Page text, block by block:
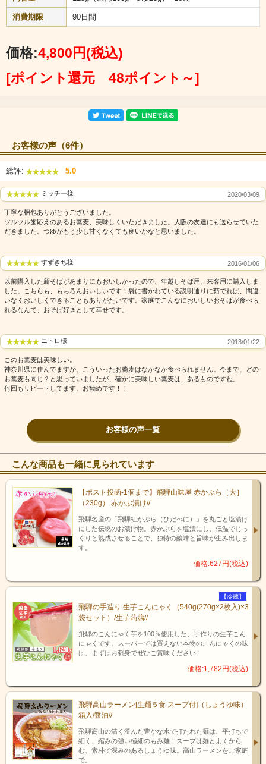
霧しなさんが開田高原にあるのは、先代
の代表取締役会長がそばの名産地・信州
で美味しいそばを作りたいという思いか
ら生まれたそうです。
空気、寒暖差）、地の恵み（雄大な御嶽
と軟水）、そして人の恵み～そばと共に
歩んできた人々の真摯な姿勢。
霧しなさんは、そんな素朴で真っ直ぐな
思いに心を打たれたそうです。
現在も、地域の方と交流会を開き、質の
高いそばの研究に余念がありません。
消費期限 90日間
価格:4,800円(税込)
[ポイント還元 48ポイント～]
お客様の声（6件）
総評: 5.0
ミッチー様 2020/03/09
丁寧な梱包ありがとうございました。
ツルツル歯応えのあるお蕎麦、美味しくいただきました。大阪の友達にも送らせていた
だきました。つゆがもう少し甘くなくても良いかなと思いました。
すずきち様 2016/01/06
以前購入した新そばがあまりにもおいしかったので、年越しそば用、来客用に購入しま
した。こちらも、もちろんおいしいです！袋に書かれている説明通りに茹でれば、間違
いなくおいしくできることもありがたいです。家庭でこんなにおいしいおそばが食べら
れるなんて、おそば好きとして幸せです。
ニトロ様 2013/01/22
このお蕎麦は美味しい。
神奈川県に住んでますが、こういったお蕎麦はなかなか食べられません。今まで、どの
お蕎麦も同じ？と思っていましたが、確かに美味しい蕎麦は、あるものですね。
何回もリピートしてます。お勧めです！！
お客様の声一覧
こんな商品も一緒に見られています
【ポスト投函-1個まで】飛騨山味屋 赤かぶら［大］
（230g） 赤かぶ漬け//
飛騨名産の「飛騨紅かぶら（ひだべに）」を丸ごと塩漬け
にした伝統のお漬け物。赤かぶらを塩漬にし、低温でじっ
くりと熟成させることで、独特の酸味と旨味が生み出しま
す。
価格:627円(税込)
【冷蔵】
飛騨の手造り 生芋こんにゃく（540g(270g×2枚入)×3
袋セット）/生芋蒟蒻//
飛騨のこんにゃく芋を100％使用した、手作りの生芋こん
にゃくです。スーパーでは買えない本物のこんにゃくの味
は、まずはお刺身でぜひご賞味ください！
価格:1,782円(税込)
飛騨高山ラーメン[生麺５食 スープ付]（しょうゆ味）
箱入/醤油//
飛騨高山の清く澄んだ豊かな水で打たれた麺は、平打ちで
細く、縮みの強い極細のもみ麺！スープは麺とよくから
む、素朴で深みのあるしょうゆ味。高山ラーメンをご家庭
で。